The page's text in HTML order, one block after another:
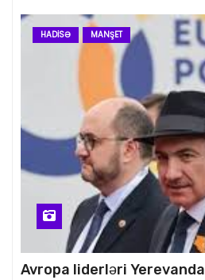
HADISƏ MANŞET
Avropa liderləri Yerevanda